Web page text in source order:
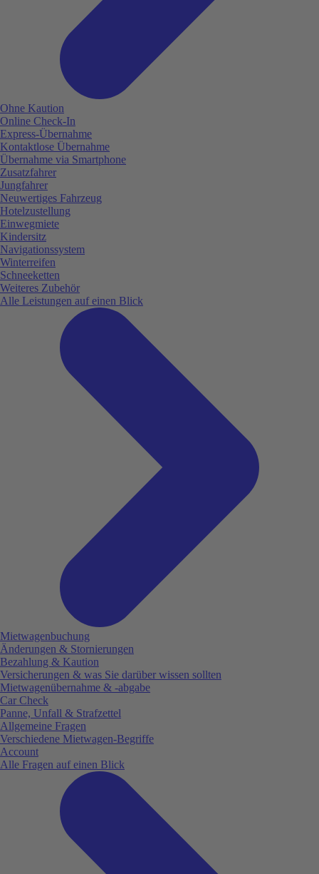
Ohne Kaution
Online Check-In
Express-Übernahme
Kontaktlose Übernahme
Übernahme via Smartphone
Zusatzfahrer
Jungfahrer
Neuwertiges Fahrzeug
Hotelzustellung
Einwegmiete
Kindersitz
Navigationssystem
Winterreifen
Schneeketten
Weiteres Zubehör
Alle Leistungen auf einen Blick
Mietwagenbuchung
Änderungen & Stornierungen
Bezahlung & Kaution
Versicherungen & was Sie darüber wissen sollten
Mietwagenübernahme & -abgabe
Car Check
Panne, Unfall & Strafzettel
Allgemeine Fragen
Verschiedene Mietwagen-Begriffe
Account
Alle Fragen auf einen Blick